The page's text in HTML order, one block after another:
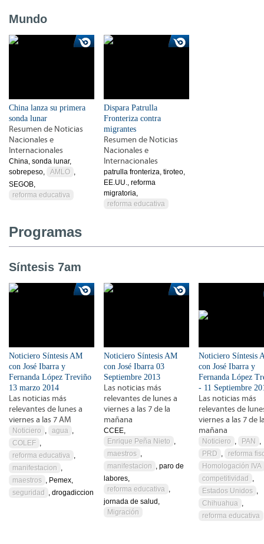
Mundo
China lanza su primera
sonda lunar
Resumen de Noticias
Nacionales e
Internacionales
China, sonda lunar,
sobrepeso,
AMLO ,
SEGOB,
reforma educativa
Dispara Patrulla
Fronteriza contra
migrantes
Resumen de Noticias
Nacionales e
Internacionales
patrulla fronteriza, tiroteo,
EE.UU., reforma
migratoria,
reforma educativa
Programas
Síntesis 7am
Noticiero Síntesis AM
con José Ibarra y
Fernanda López Treviño
13 marzo 2014
Las noticias más
relevantes de lunes a
viernes a las 7 AM
Noticiero , agua ,
COLEF ,
reforma educativa ,
manifestacion ,
maestros , Pemex,
seguridad
, drogadiccion
Noticiero Síntesis AM
con José Ibarra 03
Septiembre 2013
Las noticias más
relevantes de lunes a
viernes a las 7 de la
mañana
CCEE,
Enrique Peña Nieto ,
maestros ,
manifestacion , paro de
labores,
reforma educativa ,
jornada de salud,
Migración
Noticiero Síntesis
con José Ibarra y
Fernanda López
- 11 Septiembre
Las noticias más
relevantes de
viernes a las 7 de
mañana
Noticiero , PAN
,
PRD ,
reforma
Homologación IVA
competitividad
,
Estados Unidos ,
Chihuahua ,
reforma educativa